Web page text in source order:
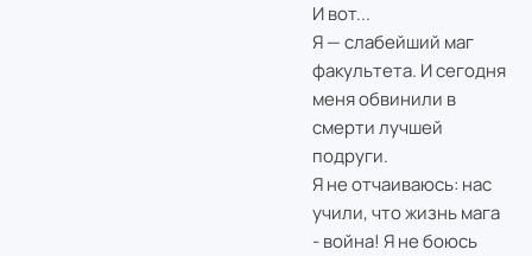
И вот...
Я — слабейший маг
факультета. И сегодня
меня обвинили в
смерти лучшей
подруги.
Я не отчаиваюсь: нас
учили, что жизнь мага
- война! Я не боюсь